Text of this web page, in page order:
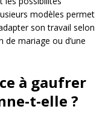
modèles permet
son travail selon
de mariage ou d’une
à gaufrer
t-elle ?